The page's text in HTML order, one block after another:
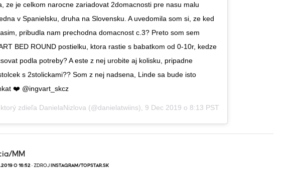
ze je celkom narocne zariadovat 2domacnosti pre nasu malu
v Spanielsku, druha na Slovensku. A uvedomila som si, ze ked
pribudla nam prechodna domacnost c.3? Preto som sem
BED ROUND postielku, ktora rastie s babatkom od 0-10r, kedze
podla potreby? A este z nej urobite aj kolisku, pripadne
s 2stolickami?? Som z nej nadsena, Linde sa bude isto
❤️ @ingvart_skcz
zdieľa DanielaNizlova(@danielatwiins), 9 Dec 2019 o 8:13 PST
MM
O 16:52· ZDROJ INSTAGRAM/TOPSTAR.SK